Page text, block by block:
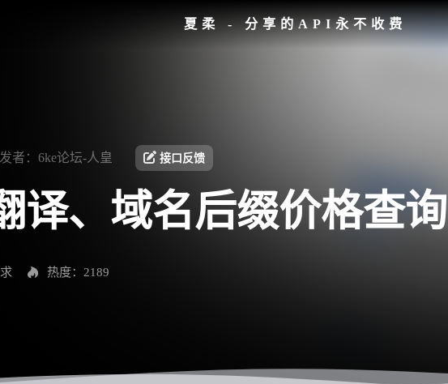
夏柔 - 分享的API永不收费
者：6ke论坛-人皇 接口反馈
译、域名后缀价格查询
热度：2189